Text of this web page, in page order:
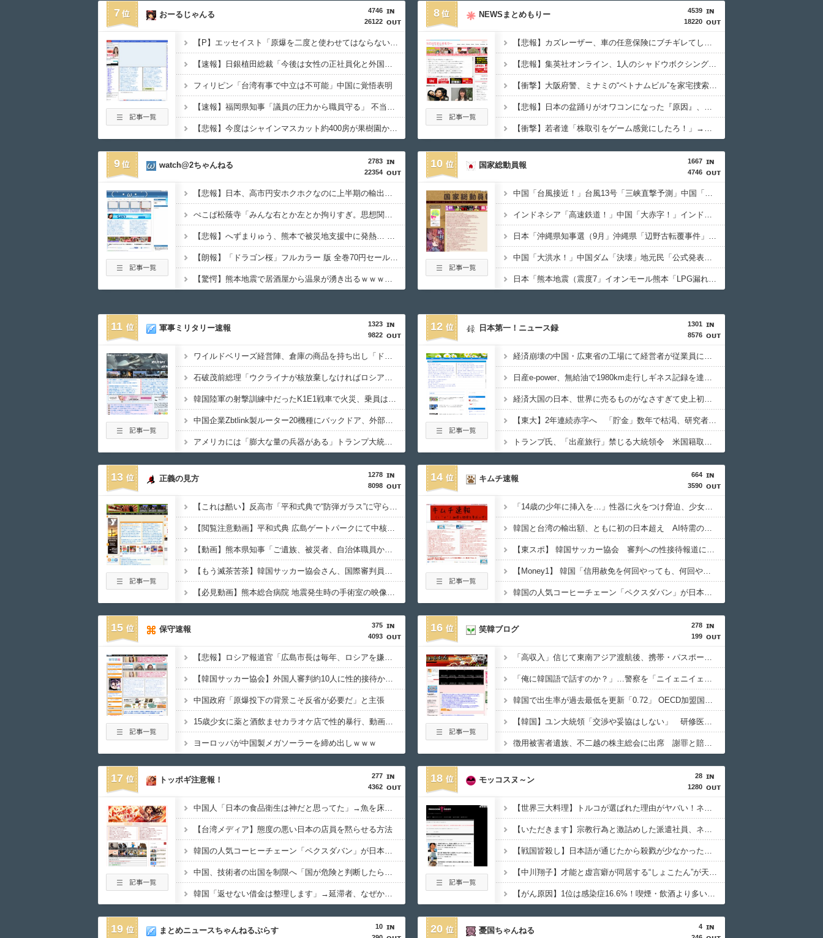
7
4746
26122
おーるじゃんる
【P】エッセイスト「原爆を二度と使わせてはならない」→リプ「もちろん中国の核も非難する？」→即ブロック
【速報】日銀植田総裁「今後は女性の正社員化と外国人の人材活用が鍵」
フィリピン「台湾有事で中立は不可能」中国に覚悟表明
【速報】福岡県知事「議員の圧力から職員守る」 不当要求防止の条例策定へ
【悲報】今度はシャインマスカット約400房が果樹園から盗まれる 参議院議員「日本人ではないと思う」
8
4539
18220
NEWSまとめもりー
【悲報】カズレーザー、車の任意保険にブチギレてしまう！！！！！！
【悲報】集英社オンライン、1人のシャドウボクシング（43億注文）によって長期間業務を妨害され続けていた模様・・・
【衝撃】大阪府警、ミナミの“ベトナムビル”を家宅捜索した結果・・・・・・
【悲報】日本の盆踊りがオワコンになった『原因』、ついに判明する・・・・・
【衝撃】若者達「株取引をゲーム感覚にしたろ！」→結果
9
2783
22354
watch@2ちゃんねる
【悲報】日本、高市円安ホクホクなのに上半期の輸出額が台湾と韓国に抜かれる・・・
ぺこぱ松蔭寺「みんな右とか左とか拘りすぎ。思想関係なく応援しようよ」
【悲報】へずまりゅう、熊本で被災地支援中に発熱… 「緊急で病院に向かい点滴を打ったら楽に」 回復を報告
【朗報】「ドラゴン桜」フルカラー 版 全巻70円セールｗｗｗｗｗｗｗｗ スポーツ漫画50％ポイント還元セール
【驚愕】熊本地震で居酒屋から温泉が湧き出るｗｗｗｗｗｗｗｗｗｗｗｗ
10
1667
4746
国家総動員報
中国「台風接近！」台風13号「三峡直撃予測」中国「上流大洪水！（三峡上流」中国都市「8/5の映像（動画」三峡ダム「緊急放流（決壊危機」中国「下流大水害（震え声」→
インドネシア「高速鉄道！」中国「大赤字！」インドネシア「運営会社の株式購入！（負債対策」中国「はい（巨額負債」インドネシア「700km延伸計画！（実質中止」→
日本「沖縄県知事選（9月」沖縄県「辺野古転覆事件」日教組「同志社批判！（社民系」日本「日教組と全教は対立状態（内ｹﾞﾊﾞ」特別調査委員会「同志社に猛省促す」→
中国「大洪水！」中国ダム「決壊」地元民「公式発表より死者多い！」中国政府「住民拘束！（安否不明」中国当局「救助隊動画も削除」台風13号「三峡ﾀﾞﾑ接近中」→
日本「熊本地震（震度7」イオンモール熊本「LPG漏れて爆発（液化石油ｶﾞｽ」日本「爆発で火災が吹き飛ぶ（爆轟発生説」ハビタ「遺族説明の虚偽を認める（営業部長発言」→
11
1323
9822
軍事ミリタリー速報
ワイルドベリーズ経営陣、倉庫の商品を持ち出し「ドローン攻撃で焼失した」として処理…ロシア当局が捜査！
石破茂前総理「ウクライナが核放棄しなければロシア侵攻しなかった」！
韓国陸軍の射撃訓練中だったK1E1戦車で火災、乗員は避難…エンジンルーム付近から出火！
中国企業Zbtlink製ルーター20機種にバックドア、外部から完全制御のおそれ！
アメリカには「膨大な量の兵器がある」トランプ大統領が主張…在庫枯渇の報道受け！
12
1301
8576
日本第一！ニュース録
経済崩壊の中国・広東省の工場にて経営者が従業員に半年以上給料未払いした挙句高飛び。工場は空っぽに
日産e-power、無給油で1980km走行しギネス記録を達成、無駄な発電や送電ロスなくEVよりエコを証明
経済大国の日本、世界に売るものがなさすぎて史上初めて韓国台湾に輸出額抜かされ
【東大】2年連続赤字へ 「貯金」数年で枯渇、研究者の削減不可避
トランプ氏、「出産旅行」禁じる大統領令 米国籍取得を目的とした中国人らの渡米を問題視
13
1278
8098
正義の見方
【これは酷い】反高市「平和式典で“防弾ガラス”に守られながらスピーチ。『高市出て行け』の声も。そういう人が日本の総理」→ツッコミ多数「石破さんの時からだよ」
【閲覧注意動画】平和式典 広島ゲートパークにて中核派がバリキッショい“ムカデ行進”を披露「高市！打倒！式典！粉砕！」
【動画】熊本県知事「ご遺族、被災者、自治体職員からメディアの報道に対し、極めて強い不満や苦情が出ている」記者「具体的には？」→
【もう滅茶苦茶】韓国サッカー協会さん、国際審判員らに『性接待』をしていたことが判明 2011～12年にかけて 日本審判も対象との指摘も
【必見動画】熊本総合病院 地震発生時の手術室の映像が色んな意味で衝撃的だと話題に
14
664
3590
キムチ速報
「14歳の少年に挿入を…」性器に火をつけ脅迫、少女達はモップで…657人が死亡した韓国“最悪の人権侵害”のおぞましすぎる実態
韓国と台湾の輸出額、ともに初の日本超え AI特需の恩恵で差 26年上期
【東スポ】 韓国サッカー協会 審判への性接待報道にＳＮＳ紛糾「徹底追及」「２００２年はどうなの？」
【Money1】 韓国「信用赦免を何回やっても、何回やっても」⇒ 257万人赦免したのに60万人がまた延滞者に転落！
韓国の人気コーヒーチェーン「ペクスダバン」が日本初上陸！東京・新橋に1号店オープン
15
375
4093
保守速報
【悲報】ロシア報道官「広島市長は毎年、ロシアを嫌悪する『偽りの呪文』を繰り返し、日本人をゾンビ化させている」と主張
【韓国サッカー協会】外国人審判約10人に性的接待か 計1496回、約2億ウォン（約2200万円）
中国政府「原爆投下の背景こそ反省が必要だ」と主張
15歳少女に薬と酒飲ませカラオケ店で性的暴行、動画撮影 54歳無職を再逮捕 動画770本も見つかる
ヨーロッパが中国製メガソーラーを締め出しｗｗｗ
16
278
199
笑韓ブログ
「高収入」信じて東南アジア渡航後、携帯・パスポート奪われ監禁…韓国人の被害急増
「俺に韓国語で話すのか？」…警察を「ニイェニイェニイェ」とからかう韓国滞在外国人の投稿動画が物議
韓国で出生率が過去最低を更新「0.72」 OECD加盟国で唯一 1を下回る
【韓国】ユン大統領「交渉や妥協はしない」 研修医集団ボイコット受け
徴用被害者遺族、不二越の株主総会に出席 謝罪と賠償求める
17
277
4362
トッポギ注意報！
中国人「日本の食品衛生は神だと思ってた」→魚を床に落として洗って陳列するのを見て幻滅
【台湾メディア】態度の悪い日本の店員を黙らせる方法
韓国の人気コーヒーチェーン「ペクスダバン」が日本初上陸→東京・新橋に１号店オープン
中国、技術者の出国を制限へ「国が危険と判断したら出国禁止」
韓国「返せない借金は整理します」→延滞者、なぜか増え続ける…
18
28
1280
モッコスヌ～ン
【世界三大料理】トルコが選ばれた理由がヤバい！ネット民が激論した結果
【いただきます】宗教行為と激詰めした派遣社員、ネットで大炎上
【戦国皆殺し】日本語が通じたから殺戮が少なかった？歴史の真実
【中川翔子】才能と虚言癖が同居する“しょこたん”が天下を取れなかった理由
【がん原因】1位は感染症16.6%！喫煙・飲酒より多い衝撃の真実
19
10
まとめニュースちゃんねるぷらす 20
4
憂国ちゃんねる